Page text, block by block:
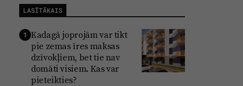
LASĪTĀKAIS
1 Kadagā joprojām var tikt
pie zemas īres maksas
dzīvokļiem, bet tie nav
domāti visiem. Kas var
pieteikties?